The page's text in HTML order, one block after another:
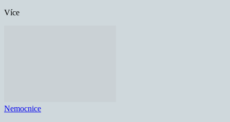
Více
Nemocnice